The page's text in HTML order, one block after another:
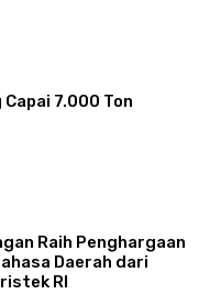
7.000 Ton
Raih Penghargaan
Daerah dari
RI